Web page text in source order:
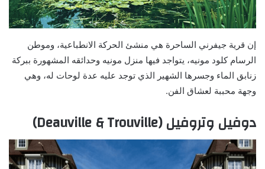
إن قرية جيفرني الساحرة هي منشئ الحركة الانطباعية، وموطن
الرسام كلود مونيه، يتواجد فيها منزل مونيه وحدائقه المشهورة ببركة
زنابق الماء وجسرها الشهير الذي توجد عليه عدة لوحات له، وهي
وجهة محببة لعشاق الفن.
دوفيل وتروفيل (Deauville & Trouville)